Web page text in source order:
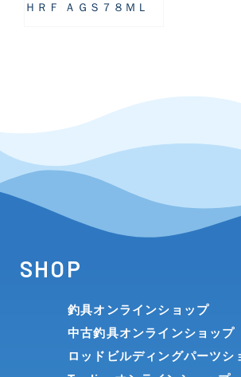
ＨＲＦ ＡＧＳ７８ＭＬ
SHOP
釣具オンラインショップ
中古釣具オンラインショップ
ロッドビルディングパーツシ